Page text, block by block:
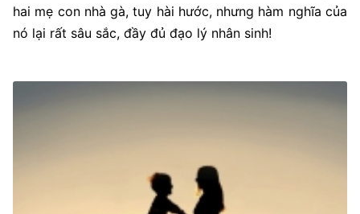
hai mẹ con nhà gà, tuy hài hước, nhưng hàm nghĩa của
nó lại rất sâu sắc, đầy đủ đạo lý nhân sinh!